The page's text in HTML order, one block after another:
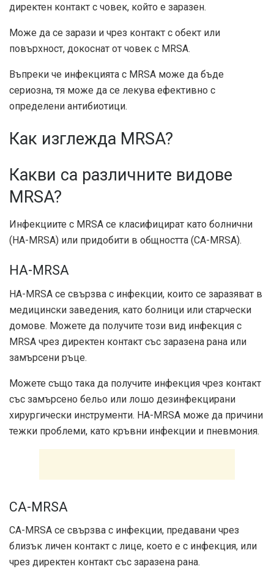
директен контакт с човек, който е заразен.
Може да се зарази и чрез контакт с обект или
повърхност, докоснат от човек с MRSA.
Въпреки че инфекцията с MRSA може да бъде
сериозна, тя може да се лекува ефективно с
определени антибиотици.
Как изглежда MRSA?
Какви са различните видове
MRSA?
Инфекциите с MRSA се класифицират като болнични
(HA-MRSA) или придобити в общността (CA-MRSA).
HA-MRSA
HA-MRSA се свързва с инфекции, които се заразяват в
медицински заведения, като болници или старчески
домове. Можете да получите този вид инфекция с
MRSA чрез директен контакт със заразена рана или
замърсени ръце.
Можете също така да получите инфекция чрез контакт
със замърсено бельо или лошо дезинфекцирани
хирургически инструменти. HA-MRSA може да причини
тежки проблеми, като кръвни инфекции и пневмония.
CA-MRSA
CA-MRSA се свързва с инфекции, предавани чрез
близък личен контакт с лице, което е с инфекция, или
чрез директен контакт със заразена рана.